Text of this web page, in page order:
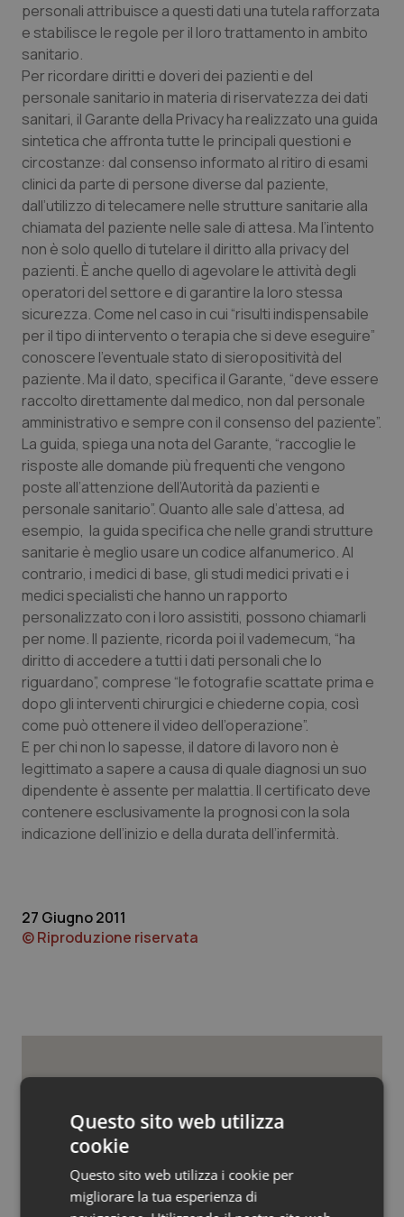
Calabria
Campania
Emilia-Romagna
Friuli Venezia Giulia
Lazio
Liguria
Lombardia
Marche
Molise
Piemonte
Provincia Autonoma di Bolzano
Provincia Autonoma di Trento
Puglia
Sardegna
Sicilia
Toscana
Umbria
Valle D’Aosta
Asma & BPCO
Car-T
Colesterolo & coronaropatie
Dermatite Atopica
Diabete & glucometri
Disturbi dell’umore
Dolore
Donna & Salute
Epatiti
HIV
Infezioni & Febbre
Ipertensione & Scompenso
Malattie rare
Malattia di Crohn & Rettocolite Ulcerosa
Neuroscienze & patologie neurodegenerative
Obesità
Oftalmologia
Oncodermatologia
Oncologia & Nutrizione
Quotidiano Pediatria
Rene & patologie urogenitali
personali attribuisce a questi dati una tutela rafforzata
e stabilisce le regole per il loro trattamento in ambito
sanitario.
Per ricordare diritti e doveri dei pazienti e del
personale sanitario in materia di riservatezza dei dati
sanitari, il Garante della Privacy ha realizzato una guida
sintetica che affronta tutte le principali questioni e
circostanze: dal consenso informato al ritiro di esami
clinici da parte di persone diverse dal paziente,
dall’utilizzo di telecamere nelle strutture sanitarie alla
chiamata del paziente nelle sale di attesa. Ma l’intento
non è solo quello di tutelare il diritto alla privacy del
pazienti. È anche quello di agevolare le attività degli
operatori del settore e di garantire la loro stessa
sicurezza. Come nel caso in cui “risulti indispensabile
per il tipo di intervento o terapia che si deve eseguire”
conoscere l’eventuale stato di sieropositività del
paziente. Ma il dato, specifica il Garante, “deve essere
raccolto direttamente dal medico, non dal personale
amministrativo e sempre con il consenso del paziente”.
La guida, spiega una nota del Garante, “raccoglie le
risposte alle domande più frequenti che vengono
poste all’attenzione dell’Autorità da pazienti e
personale sanitario”. Quanto alle sale d’attesa, ad
esempio, la guida specifica che nelle grandi strutture
sanitarie è meglio usare un codice alfanumerico. Al
contrario, i medici di base, gli studi medici privati e i
medici specialisti che hanno un rapporto
personalizzato con i loro assistiti, possono chiamarli
per nome. Il paziente, ricorda poi il vademecum, “ha
diritto di accedere a tutti i dati personali che lo
riguardano”, comprese “le fotografie scattate prima e
dopo gli interventi chirurgici e chiederne copia, così
come può ottenere il video dell’operazione”.
E per chi non lo sapesse, il datore di lavoro non è
legittimato a sapere a causa di quale diagnosi un suo
dipendente è assente per malattia. Il certificato deve
contenere esclusivamente la prognosi con la sola
indicazione dell’inizio e della durata dell’infermità.
27 Giugno 2011
© Riproduzione riservata
Studi e Analisi
Clima, salute e migrazioni. L’Oms
lancia le priorità globali della ricerca:
“Servono più evidenze per guidare le
Questo sito web utilizza
cookie
Questo sito web utilizza i cookie per
migliorare la tua esperienza di